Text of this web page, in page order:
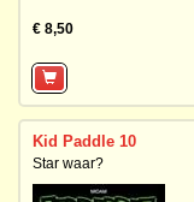
€ 8,50
Kid Paddle 10
Star waar?